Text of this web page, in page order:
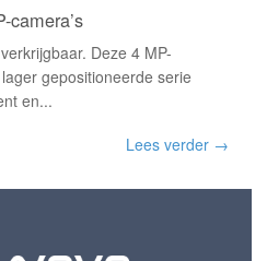
camera’s
Deze 4 MP-
gepositioneerde serie
en...
Lees verder →